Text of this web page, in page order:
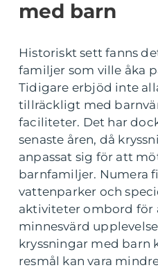
med barn
Historiskt sett fanns
familjer som ville åka
Tidigare erbjöd inte
tillräckligt med
faciliteter. Det har
senaste åren, då
anpassat sig för att
barnfamiljer. Numera
vattenparker och
aktiviteter ombord för
minnesvärd
kryssningar med barn
resmål kan vara